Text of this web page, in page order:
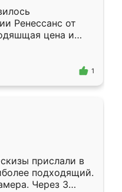
Ренессанс от
цена и
Приехавший
самый
1
прислали в
подходящий.
Через 3